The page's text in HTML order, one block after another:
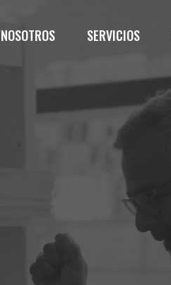
NOSOTROS SERVICIOS